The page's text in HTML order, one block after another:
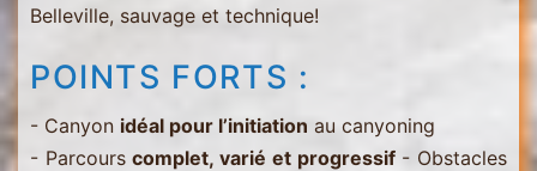
Belleville, sauvage et technique!
POINTS FORTS :
- Canyon idéal pour l’initiation au canyoning
- Parcourscomplet, varié et progressif- Obstacles